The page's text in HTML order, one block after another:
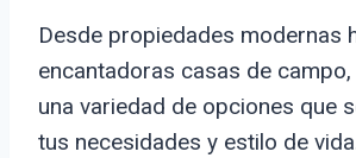
Desde propiedades modernas
encantadoras casas de
una variedad de opciones que
tus necesidades y estilo de